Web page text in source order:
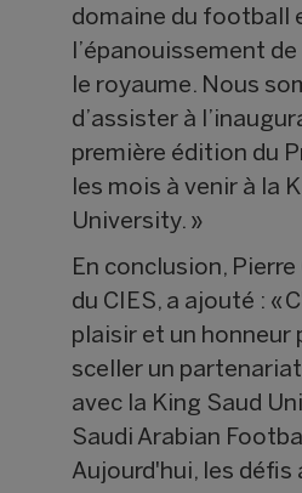
domaine du football
l’épanouissement
le royaume. Nous
d’assister à
première édition du
les mois à venir à la
University. »
En conclusion,
du CIES, a ajouté : «
plaisir et un honneur
sceller un
avec la King Saud
Saudi Arabian
Aujourd'hui, les défis